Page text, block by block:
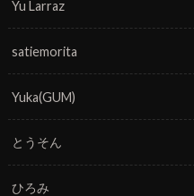
Yu Larraz
satiemorita
Yuka(GUM)
とうそん
ひろみ